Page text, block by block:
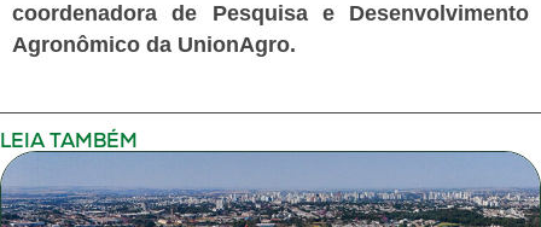
coordenadora de Pesquisa e Desenvolvimento
Agronômico da UnionAgro.
LEIA TAMBÉM